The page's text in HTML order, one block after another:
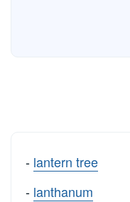
- lantern tree
- lanthanum